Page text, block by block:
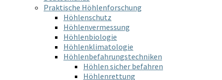
Praktische Höhlenforschung
Höhlenschutz
Höhlenvermessung
Höhlenbiologie
Höhlenklimatologie
Höhlenbefahrungstechniken
Höhlen sicher befahren
Höhlenrettung